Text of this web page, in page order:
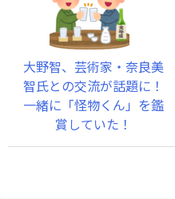
大野智、芸術家・奈良美
智氏との交流が話題に！
一緒に「怪物くん」を鑑
賞していた！